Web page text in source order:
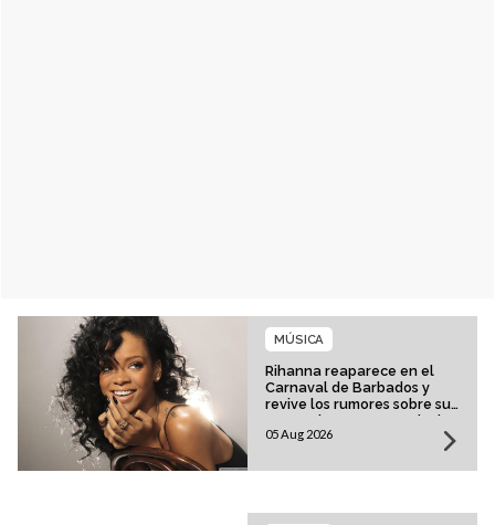
Rihanna reaparece en el
Carnaval de Barbados y
revive los rumores sobre su
esperado regreso musical
MÚSICA
05 Aug 2026